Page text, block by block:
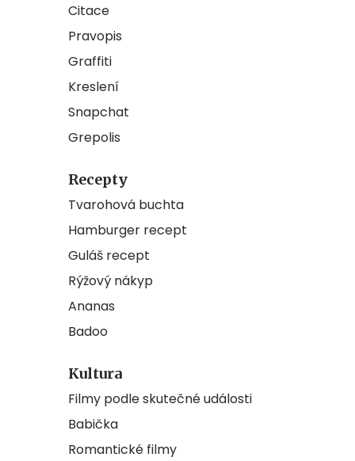
Citace
Pravopis
Graffiti
Kreslení
Snapchat
Grepolis
Recepty
Tvarohová buchta
Hamburger recept
Guláš recept
Rýžový nákyp
Ananas
Badoo
Kultura
Filmy podle skutečné události
Babička
Romantické filmy